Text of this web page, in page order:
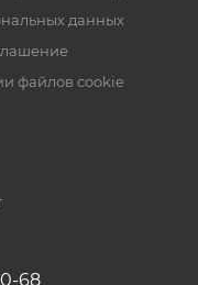
данных
файлов cookie
68